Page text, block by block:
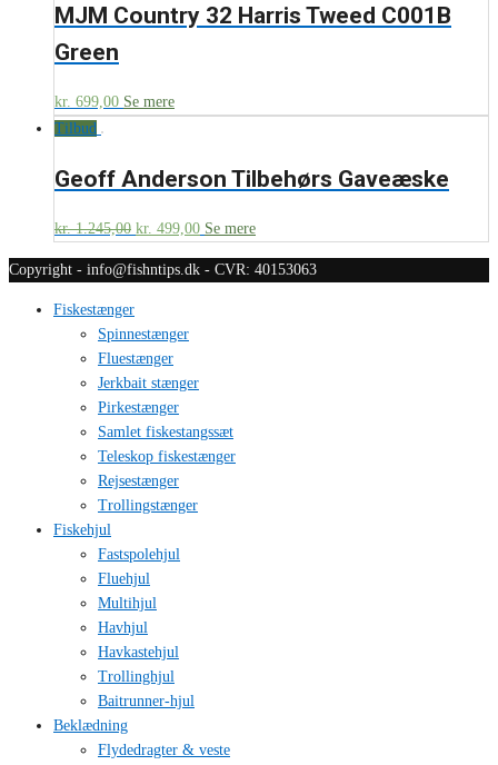
MJM Country 32 Harris Tweed C001B
Green
kr. 699,00 Se mere
Tilbud
Geoff Anderson Tilbehørs Gaveæske
kr.1.245,00 kr. 499,00 Se mere
Copyright - info@fishntips.dk - CVR: 40153063
Fiskestænger
Spinnestænger
Fluestænger
Jerkbait stænger
Pirkestænger
Samlet fiskestangssæt
Teleskop fiskestænger
Rejsestænger
Trollingstænger
Fiskehjul
Fastspolehjul
Fluehjul
Multihjul
Havhjul
Havkastehjul
Trollinghjul
Baitrunner-hjul
Beklædning
Flydedragter & veste